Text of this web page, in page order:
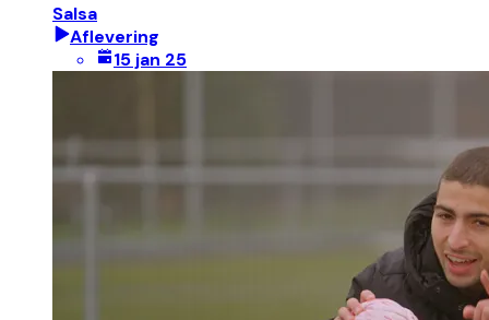
Salsa
Aflevering
15 jan 25